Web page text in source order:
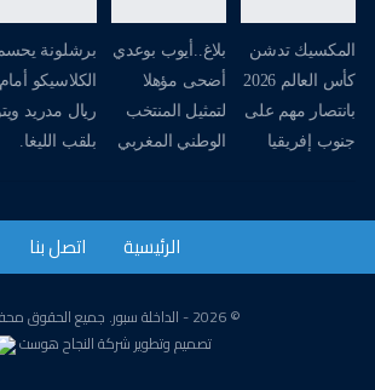
المكسيك تدشن
كأس العالم 2026
بانتصار مهم على
جنوب إفريقيا
بلاغ..أيوب بوعدي
أضحى مؤهلا
لتمثيل المنتخب
الوطني المغربي
برشلونة يحسم
الكلاسيكو أمام
ريال مدريد
بلقب الليغا.
الرئيسية اتصل بنا
© 2026 - الداخلة سبور. جميع الحقوق محفوظة.
تصميم وتطويرشركةالنجاح هوست